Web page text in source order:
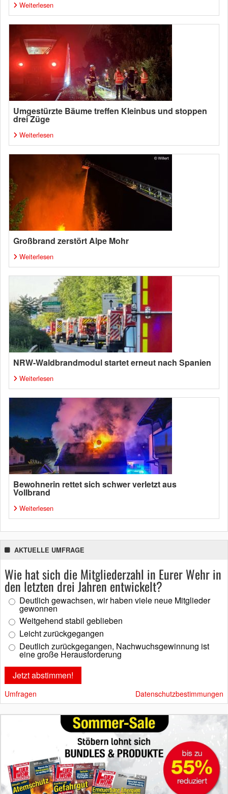
Weiterlesen
Umgestürzte Bäume treffen Kleinbus und stoppen
drei Züge
Weiterlesen
Großbrand zerstört Alpe Mohr
Weiterlesen
NRW-Waldbrandmodul startet erneut nach Spanien
Weiterlesen
Bewohnerin rettet sich schwer verletzt aus
Vollbrand
Weiterlesen
AKTUELLE UMFRAGE
Wie hat sich die Mitgliederzahl in Eurer Wehr in
den letzten drei Jahren entwickelt?
Deutlich gewachsen, wir haben viele neue Mitglieder
gewonnen
Weitgehend stabil geblieben
Leicht zurückgegangen
Deutlich zurückgegangen, Nachwuchsgewinnung ist
eine große Herausforderung
Umfragen Datenschutzbestimmungen